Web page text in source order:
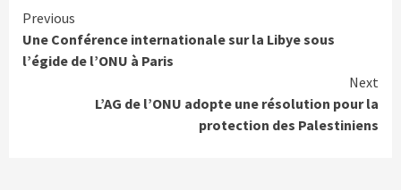
Continue
Reading
Previous
Une Conférence internationale sur la Libye sous
l’égide de l’ONU à Paris
Next
L’AG de l’ONU adopte une résolution pour la
protection des Palestiniens